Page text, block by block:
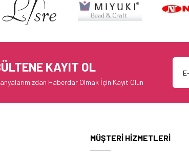
KAYIT OL
Haberdar Olmak İçin Kayıt Olun
MÜŞTERİ HİZMETLERİ